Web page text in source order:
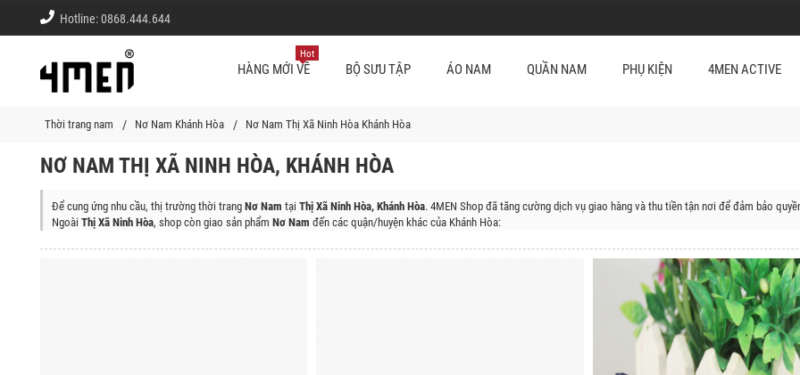
Hotline:0868.444.644
HÀNG MỚI VỀ
Hot
BỘ SƯU TẬP ÁO NAM QUẦN NAM PHỤ KIỆN 4MEN ACTIVE
Thời trang nam Nơ Nam Khánh Hòa Nơ Nam Thị Xã Ninh Hòa Khánh Hòa
NƠ NAM THỊ XÃ NINH HÒA, KHÁNH HÒA
Để cung ứng nhu cầu, thị trường thời trang Nơ Nam tại Thị Xã Ninh Hòa, Khánh Hòa. 4MEN Shop đã tăng cường dịch vụ giao hàng và thu tiền tận nơi để đảm bảo
Ngoài Thị Xã Ninh Hòa, shop còn giao sản phẩm Nơ Nam đến các quận/huyện khác của Khánh Hòa: